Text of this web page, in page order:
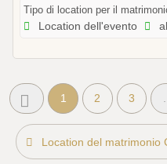
Tipo di location per il
Location dell'evento
1 2 3
Location del matrimonio